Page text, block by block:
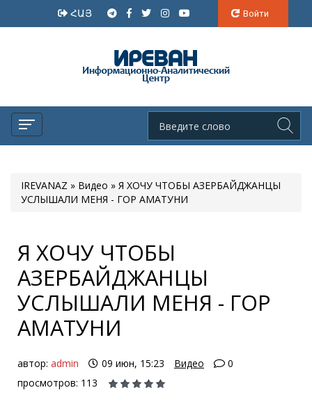
ՀԱՅ Войти
IREVANAZ » Видео » Я ХОЧУ ЧТОБЫ АЗЕРБАЙДЖАНЦЫ
УСЛЫШАЛИ МЕНЯ - ГОР АМАТУНИ
Я ХОЧУ ЧТОБЫ
АЗЕРБАЙДЖАНЦЫ
УСЛЫШАЛИ МЕНЯ - ГОР
АМАТУНИ
автор: admin 09 июн, 15:23 Видео
0
просмотров: 113